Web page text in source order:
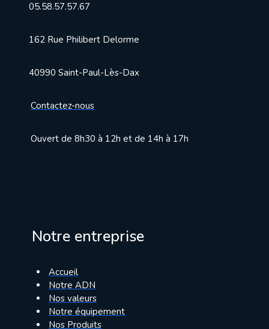
05.58.57.57.67
162 Rue Philibert Delorme
40990 Saint-Paul-Lès-Dax
Contactez-nous
Ouvert de 8h30 à 12h et de 14h à 17h
Notre entreprise
Accueil
Notre ADN
Nos valeurs
Notre équipement
Nos Produits